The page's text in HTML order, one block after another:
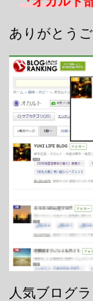
ありがとう
人気ブログ